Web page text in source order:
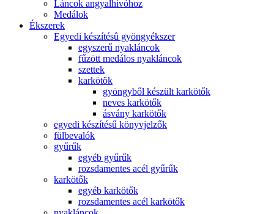
Láncok angyalhívóhoz
Medálok
Ékszerek
Egyedi készítésû gyöngyékszer
egyszerű nyakláncok
fűzött medálos nyakláncok
szettek
karkötõk
gyöngyből készült karkötők
neves karkötők
ásvány karkötők
egyedi készítésű könyvjelzők
fülbevalók
gyűrűk
egyéb gyűrűk
rozsdamentes acél gyűrűk
karkötők
egyéb karkötők
rozsdamentes acél karkötők